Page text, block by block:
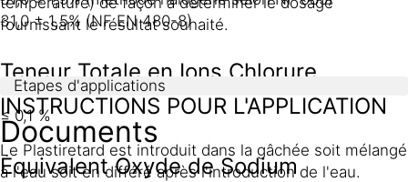
31,0 ± 1,5% (NF EN 480-8)
Teneur Totale en Ions Chlorure
≤ 0,1 %
Équivalent Oxyde de Sodium
fournissant le résultat souhaité.
Etapes d'applications
INSTRUCTIONS POUR L'APPLICATION
Le Plastiretard est introduit dans la gâchée soit mélangé
à l'eau soit en différé après l'introduction de l'eau.
Documents